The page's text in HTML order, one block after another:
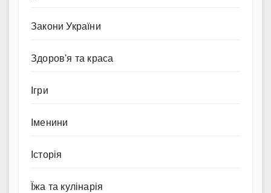
Закони України
Здоров'я та краса
Ігри
Іменини
Історія
Їжа та кулінарія